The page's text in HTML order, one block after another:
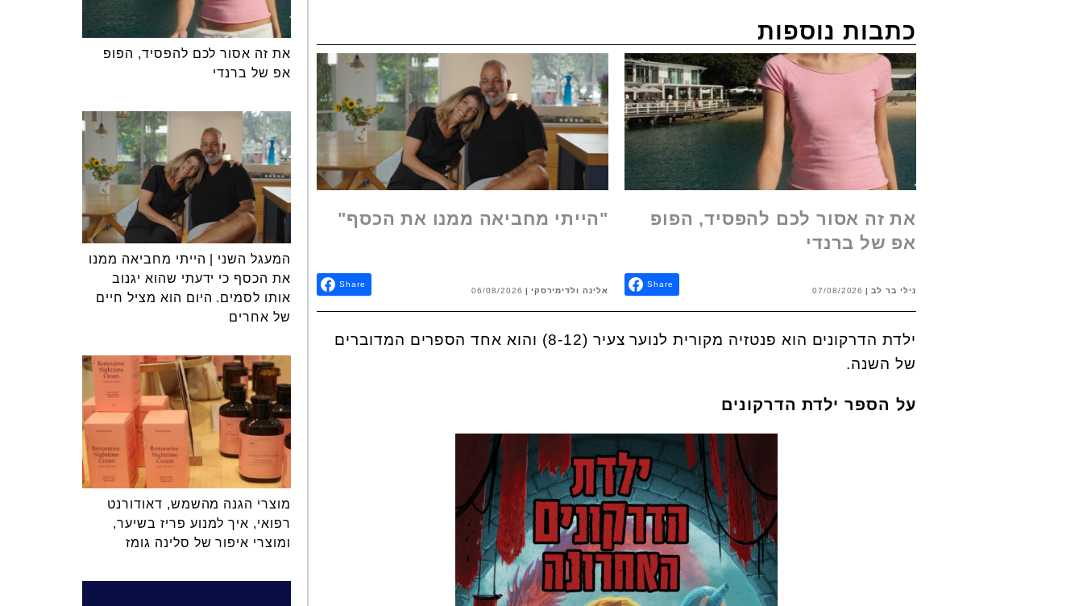
כתבות נוספות
את זה אסור לכם להפסיד, הפופ
אפ של ברנדי
נילי בר לב 07/08/2026
Share
"הייתי מחביאה ממנו את הכסף"
אלינה ולדימירסקי 06/08/2026
Share
ילדת הדרקונים הוא פנטזיה מקורית לנוער צעיר (8-12) והוא אחד הספרים המדוברים
של השנה.
על הספר ילדת הדרקונים
את זה אסור לכם להפסיד, הפופ
אפ של ברנדי
המעגל השני | הייתי מחביאה ממנו
את הכסף כי ידעתי שהוא יגנוב
אותו לסמים. היום הוא מציל חיים
של אחרים
מוצרי הגנה מהשמש, דאודורנט
רפואי, איך למנוע פריז בשיער,
ומוצרי איפור של סלינה גומז